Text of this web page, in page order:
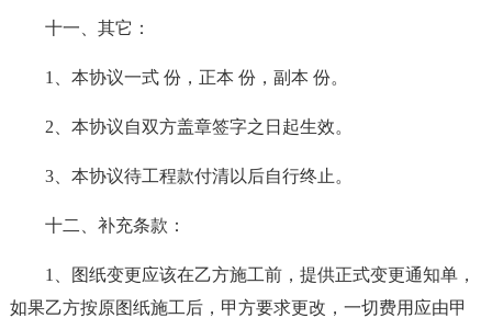
十一、其它：
1、本协议一式 份，正本 份，副本 份。
2、本协议自双方盖章签字之日起生效。
3、本协议待工程款付清以后自行终止。
十二、补充条款：
1、图纸变更应该在乙方施工前，提供正式变更通知单，
如果乙方按原图纸施工后，甲方要求更改，一切费用应由甲